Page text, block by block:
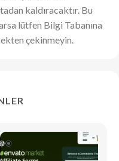
kaldıracaktır. Bu
lütfen Bilgi Tabanına
çekinmeyin.